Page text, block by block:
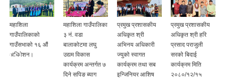
महाशिला
गाउँपालिकाको
गाउँसभाको १६ औं
अधिवेशन।
महाशिला गाउँपालिका
३ नं. वडा
बालाकोटमा लघु
उद्यम विकास
कार्यक्रम अन्तर्गत ७
दिने सपिङ ब्याग
प्रमुख प्रशासकीय
अधिकृत श्री
अभिनय अधिकारी
ज्युको स्वागत
कार्यक्रम तथा सब
इन्जिनियर आशिष
प्रमुख प्रशासकीय
अधिकृत श्री हरि
प्रसाद पराजुली
सरको बिदाई
कार्यक्रम मिति
२०८०/१२/१५